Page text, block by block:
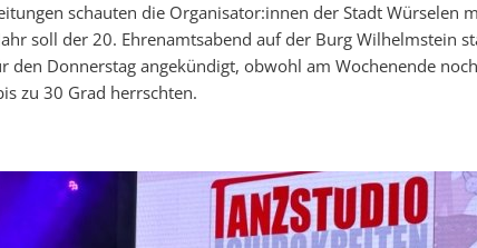
schauten die Organisator:innen der Stadt Würselen
soll der 20. Ehrenamtsabend auf der Burg Wilhelmstein
den Donnerstag angekündigt, obwohl am Wochenende
zu 30 Grad herrschten.